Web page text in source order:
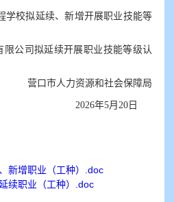
学校拟延续、新增开展职业技能等
限公司拟延续开展职业技能等级认
营口市人力资源和社会保障局
2026年5月20日
新增职业（工种）.doc
续职业（工种）.doc